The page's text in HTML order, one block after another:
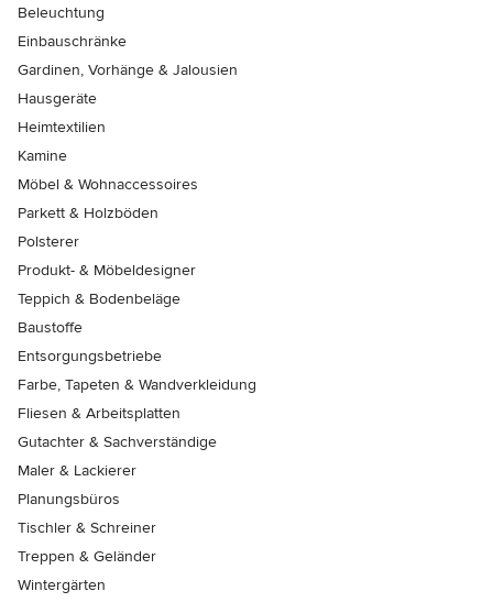
Beleuchtung
Einbauschränke
Gardinen, Vorhänge & Jalousien
Hausgeräte
Heimtextilien
Kamine
Möbel & Wohnaccessoires
Parkett & Holzböden
Polsterer
Produkt- & Möbeldesigner
Teppich & Bodenbeläge
Baustoffe
Entsorgungsbetriebe
Farbe, Tapeten & Wandverkleidung
Fliesen & Arbeitsplatten
Gutachter & Sachverständige
Maler & Lackierer
Planungsbüros
Tischler & Schreiner
Treppen & Geländer
Wintergärten